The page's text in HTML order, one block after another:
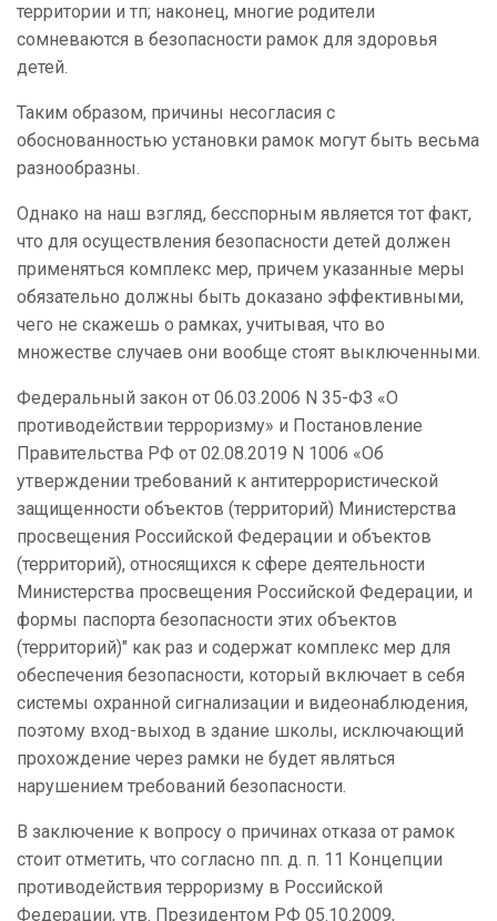
территории и тп; наконец, многие родители
сомневаются в безопасности рамок для здоровья
детей.
Таким образом, причины несогласия с
обоснованностью установки рамок могут быть весьма
разнообразны.
Однако на наш взгляд, бесспорным является тот факт,
что для осуществления безопасности детей должен
применяться комплекс мер, причем указанные меры
обязательно должны быть доказано эффективными,
чего не скажешь о рамках, учитывая, что во
множестве случаев они вообще стоят выключенными.
Федеральный закон от 06.03.2006 N 35-ФЗ «О
противодействии терроризму» и Постановление
Правительства РФ от 02.08.2019 N 1006 «Об
утверждении требований к антитеррористической
защищенности объектов (территорий) Министерства
просвещения Российской Федерации и объектов
(территорий), относящихся к сфере деятельности
Министерства просвещения Российской Федерации, и
формы паспорта безопасности этих объектов
(территорий)" как раз и содержат комплекс мер для
обеспечения безопасности, который включает в себя
системы охранной сигнализации и видеонаблюдения,
поэтому вход-выход в здание школы, исключающий
прохождение через рамки не будет являться
нарушением требований безопасности.
В заключение к вопросу о причинах отказа от рамок
стоит отметить, что согласно пп. д. п. 11 Концепции
противодействия терроризму в Российской
Федерации, утв. Президентом РФ 05.10.2009,